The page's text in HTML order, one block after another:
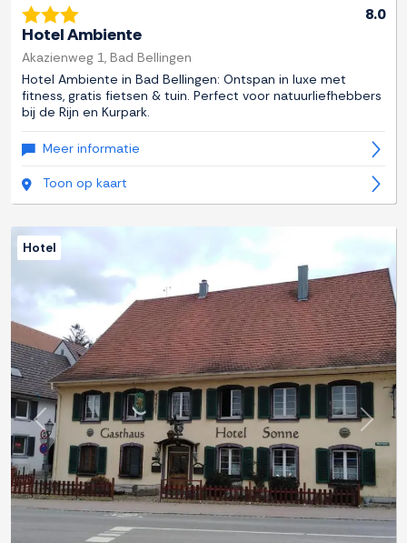
8.0
Hotel Ambiente
Akazienweg 1, Bad Bellingen
Hotel Ambiente in Bad Bellingen: Ontspan in luxe met
fitness, gratis fietsen & tuin. Perfect voor natuurliefhebbers
bij de Rijn en Kurpark.
Meer informatie
Toon op kaart
Previous Next
Hotel